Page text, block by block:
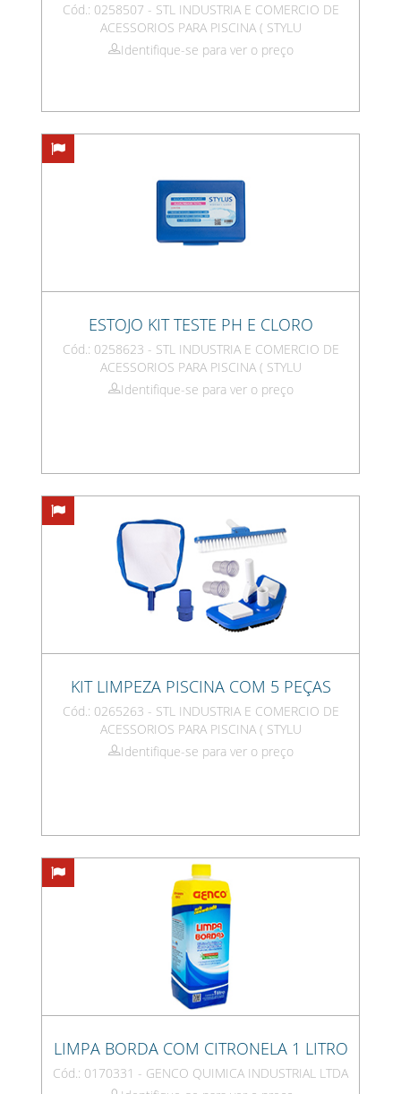
Cód.: 0258507 - STL INDUSTRIA E COMERCIO DE
ACESSORIOS PARA PISCINA ( STYLU
Identifique-se para ver o preço
ESTOJO KIT TESTE PH E CLORO
Cód.: 0258623 - STL INDUSTRIA E COMERCIO DE
ACESSORIOS PARA PISCINA ( STYLU
Identifique-se para ver o preço
KIT LIMPEZA PISCINA COM 5 PEÇAS
Cód.: 0265263 - STL INDUSTRIA E COMERCIO DE
ACESSORIOS PARA PISCINA ( STYLU
Identifique-se para ver o preço
LIMPA BORDA COM CITRONELA 1 LITRO
Cód.: 0170331 - GENCO QUIMICA INDUSTRIAL LTDA